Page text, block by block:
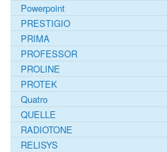
Powerpoint
PRESTIGIO
PRIMA
PROFESSOR
PROLINE
PROTEK
Quatro
QUELLE
RADIOTONE
RELISYS